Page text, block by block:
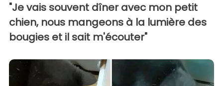
"Je vais souvent dîner avec mon petit
chien, nous mangeons à la lumière des
bougies et il sait m'écouter"